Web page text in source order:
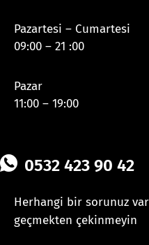
Pazartesi – Cumartesi
09:00 – 21 :00
Pazar
11:00 – 19:00
0532 423 90 42
Herhangi bir sorunuz
geçmekten çekinmeyin